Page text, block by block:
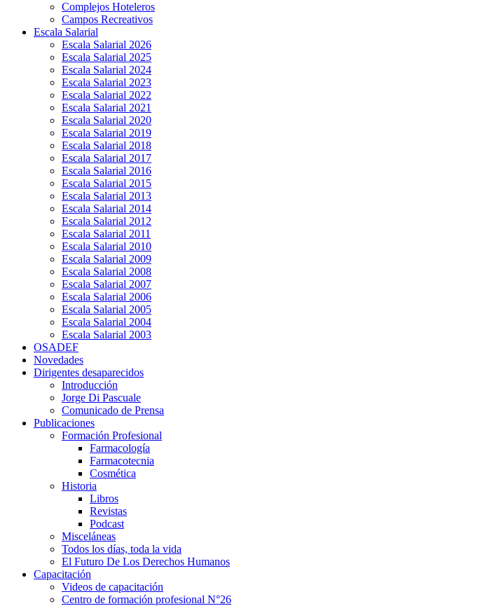
Complejos Hoteleros
Campos Recreativos
Escala Salarial
Escala Salarial 2026
Escala Salarial 2025
Escala Salarial 2024
Escala Salarial 2023
Escala Salarial 2022
Escala Salarial 2021
Escala Salarial 2020
Escala Salarial 2019
Escala Salarial 2018
Escala Salarial 2017
Escala Salarial 2016
Escala Salarial 2015
Escala Salarial 2013
Escala Salarial 2014
Escala Salarial 2012
Escala Salarial 2011
Escala Salarial 2010
Escala Salarial 2009
Escala Salarial 2008
Escala Salarial 2007
Escala Salarial 2006
Escala Salarial 2005
Escala Salarial 2004
Escala Salarial 2003
OSADEF
Novedades
Dirigentes desaparecidos
Introducción
Jorge Di Pascuale
Comunicado de Prensa
Publicaciones
Formación Profesional
Farmacología
Farmacotecnia
Cosmética
Historia
Libros
Revistas
Podcast
Misceláneas
Todos los días, toda la vida
El Futuro De Los Derechos Humanos
Capacitación
Videos de capacitación
Centro de formación profesional N°26